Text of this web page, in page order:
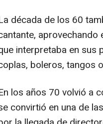
década de los 60
interpretaba en sus
boleros, tangos
los años 70 volvió a
convirtió en una de